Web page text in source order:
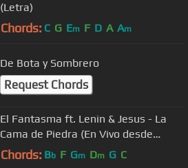
(Letra)
Chords: C G Em F D A Am
De Bota y Sombrero
Request Chords
El Fantasma ft. Lenin & Jesus - La
Cama de Piedra (En Vivo desde
Badiraguato, Sinaloa)
Chords: Bb F Gm Dm G C